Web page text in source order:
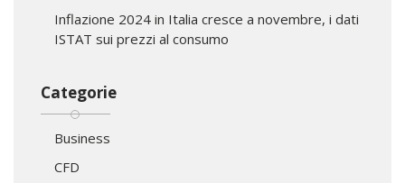
Inflazione 2024 in Italia cresce a novembre, i dati
ISTAT sui prezzi al consumo
Categorie
Business
CFD